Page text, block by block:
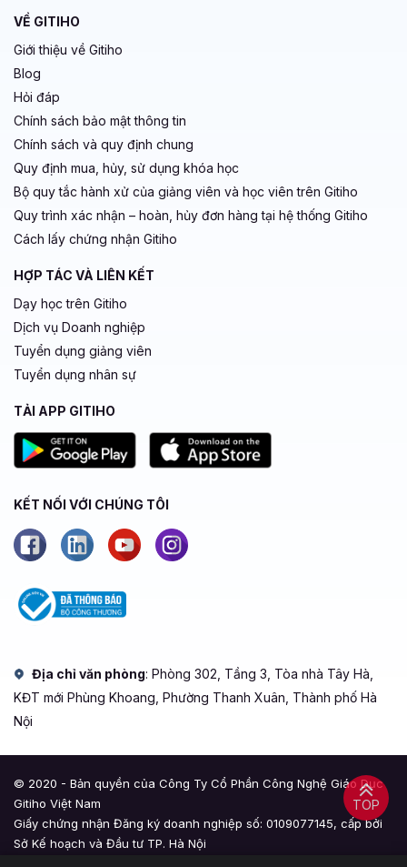
TOP
VỀ GITIHO
Giới thiệu về Gitiho
Blog
Hỏi đáp
Chính sách bảo mật thông tin
Chính sách và quy định chung
Quy định mua, hủy, sử dụng khóa học
Bộ quy tắc hành xử của giảng viên và học viên trên Gitiho
Quy trình xác nhận – hoàn, hủy đơn hàng tại hệ thống Gitiho
Cách lấy chứng nhận Gitiho
HỢP TÁC VÀ LIÊN KẾT
Dạy học trên Gitiho
Dịch vụ Doanh nghiệp
Tuyển dụng giảng viên
Tuyển dụng nhân sự
TẢI APP GITIHO
KẾT NỐI VỚI CHÚNG TÔI
Địa chỉ văn phòng: Phòng 302, Tầng 3, Tòa nhà Tây Hà,
KĐT mới Phùng Khoang, Phường Thanh Xuân, Thành phố Hà
Nội
© 2020 - Bản quyền của Công Ty Cổ Phần Công Nghệ Giáo Dục
Gitiho Việt Nam
Giấy chứng nhận Đăng ký doanh nghiệp số: 0109077145, cấp bởi
Sở Kế hoạch và Đầu tư TP. Hà Nội